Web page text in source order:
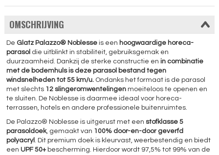
OMSCHRIJVING
De Glatz Palazzo® Noblesse is een hoogwaardige horeca-
parasol die uitblinkt in stabiliteit, gebruiksgemak en
duurzaamheid. Dankzij de sterke constructie en in combinatie
met de bodemhuls is deze parasol bestand tegen
windsnelheden tot 55 km/u. Ondanks het formaat is de parasol
met slechts 12 slingeromwentelingen moeiteloos te openen en
te sluiten. De Noblesse is daarmee ideaal voor horeca-
terrassen, hotels en andere professionele buitenruimtes.
De Palazzo® Noblesse is uitgerust met eenstofklasse 5
parasoldoek, gemaakt van 100% door-en-door geverfd
polyacryl . Dit premium doek is kleurvast, weerbestendig en biedt
een UPF 50+bescherming. Hierdoor wordt 97,5% tot 99% van de